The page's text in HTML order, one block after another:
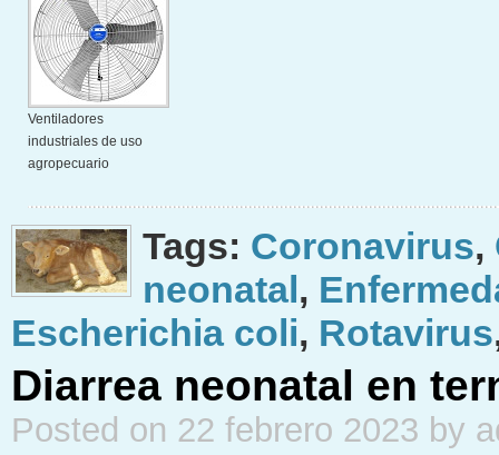
Ventiladores
industriales de uso
agropecuario
Tags: Coronavirus,
neonatal,
Escherichia coli, Rotavirus
Diarrea neonatal en
Posted on 22 febrero 2023 by